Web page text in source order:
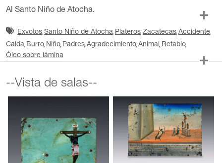
Al Santo Niño de Atocha.
Exvotos Santo Niño de Atocha Plateros Zacatecas Accidente
Caída Burro Niño Padres Agradecimiento Animal Retablo
Óleo sobre lámina
--Vista de salas--